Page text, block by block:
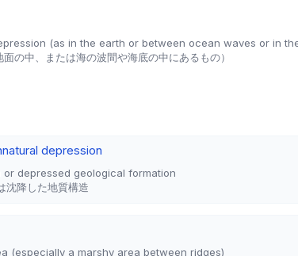
(as in the earth or between ocean waves or in
の中、または海の波間や海底の中にあるもの）
natural depression
or depressed geological formation
沈降した地質構造
(especially a marshy area between ridges)